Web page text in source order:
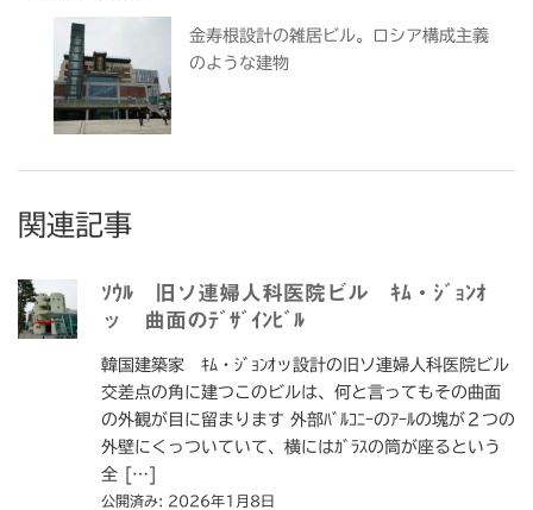
金寿根設計の雑居ビル。ロシア構成主義
のような建物
関連記事
ｿｳﾙ 旧ソ連婦人科医院ビル ｷﾑ・ｼﾞｮﾝｵ
ッ 曲面のﾃﾞｻﾞｲﾝﾋﾞﾙ
韓国建築家 ｷﾑ・ｼﾞｮﾝｵッ設計の旧ソ連婦人科医院ビル
交差点の角に建つこのビルは、何と言ってもその曲面
の外観が目に留まります 外部ﾊﾞﾙｺﾆｰのｱｰﾙの塊が２つの
外壁にくっついていて、横にはｶﾞﾗｽの筒が座るという
全 […]
公開済み: 2026年1月8日